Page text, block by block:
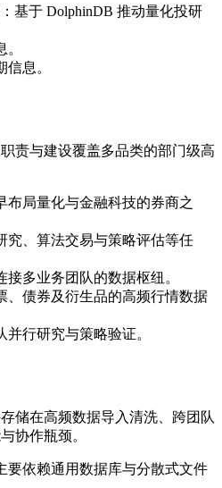
基于 DolphinDB 推动量化投研
息。
责与建设覆盖多品类的部门级高
布局量化与金融科技的券商之
究、算法交易与策略评估等任
多业务团队的数据枢纽。
、债券及衍生品的高频行情数据
行研究与策略验证。
储在高频数据导入清洗、跨团队
协作瓶颈。
要依赖通用数据库与分散式文件